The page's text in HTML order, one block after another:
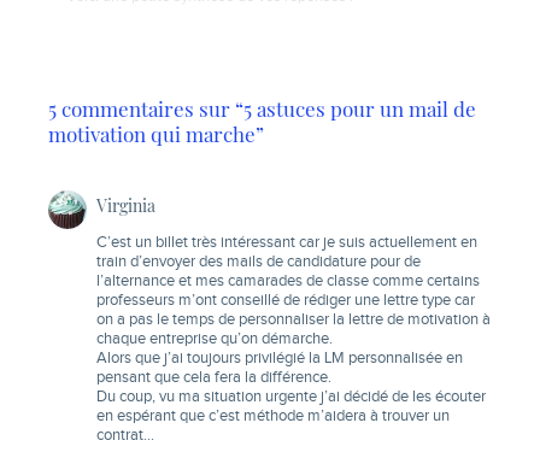
5 commentaires sur “5 astuces pour un mail de
motivation qui marche”
Virginia
C’est un billet très intéressant car je suis actuellement en
train d’envoyer des mails de candidature pour de
l’alternance et mes camarades de classe comme certains
professeurs m’ont conseillé de rédiger une lettre type car
on a pas le temps de personnaliser la lettre de motivation à
chaque entreprise qu’on démarche.
Alors que j’ai toujours privilégié la LM personnalisée en
pensant que cela fera la différence.
Du coup, vu ma situation urgente j’ai décidé de les écouter
en espérant que c’est méthode m’aidera à trouver un
contrat…